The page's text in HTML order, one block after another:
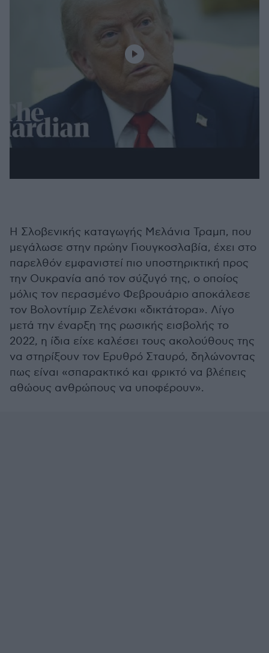
Η Σλοβενικής καταγωγής Μελάνια Τραμπ, που
μεγάλωσε στην πρώην Γιουγκοσλαβία, έχει στο
παρελθόν εμφανιστεί πιο υποστηρικτική προς
την Ουκρανία από τον σύζυγό της, ο οποίος
μόλις τον περασμένο Φεβρουάριο αποκάλεσε
τον Βολοντίμιρ Ζελένσκι «δικτάτορα». Λίγο
μετά την έναρξη της ρωσικής εισβολής το
2022, η ίδια είχε καλέσει τους ακολούθους της
να στηρίξουν τον Ερυθρό Σταυρό, δηλώνοντας
πως είναι «σπαρακτικό και φρικτό να βλέπεις
αθώους ανθρώπους να υποφέρουν».